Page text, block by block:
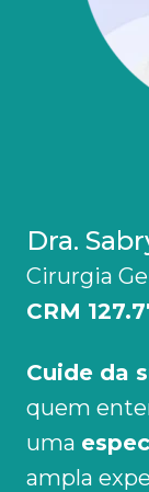
Dra.
Cirurgia
CRM
Cuide da
quem
uma
ampla